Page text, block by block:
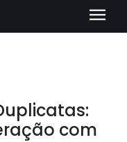
menu
com